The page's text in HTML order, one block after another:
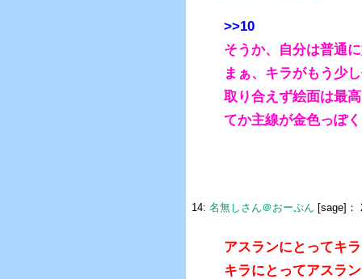
>>10
そうか、自分は普通
まぁ、キラがもう少
取り合えず絵面は最
てか主線が金色っぽ
14: 名無しさん＠おーぷん [sage]：
アスランにとってキ
キラにとってアスラ